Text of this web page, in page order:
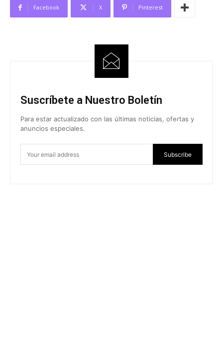
Facebook X Pinterest
Suscríbete a Nuestro Boletín
Para estar actualizado con las últimas noticias, ofertas y
anuncios especiales.
Subscribe